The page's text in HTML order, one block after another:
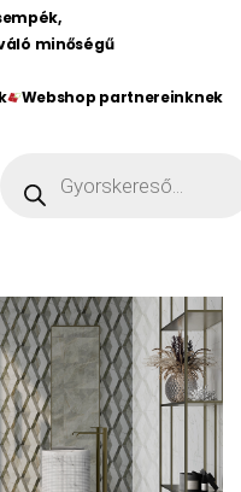
minőségű
Webshop partnereinknek